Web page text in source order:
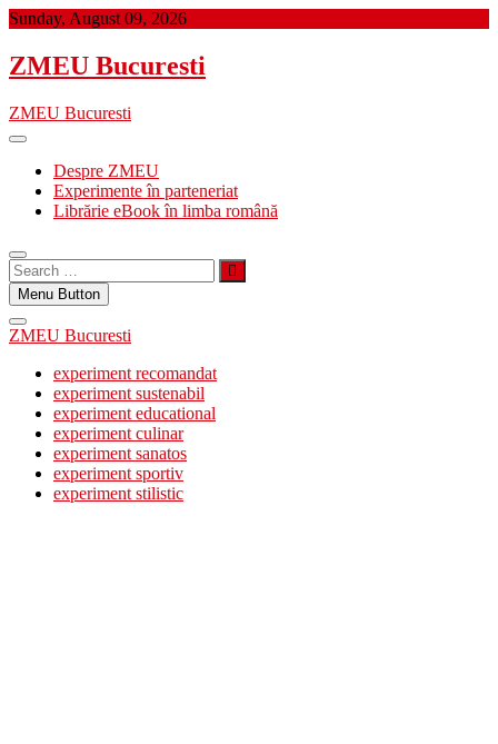
Skip
content
Sunday, August 09, 2026
ZMEU Bucuresti
ZMEU Bucuresti
Despre ZMEU
Experimente în parteneriat
Librărie eBook în limba română
Search
…Menu Button
ZMEU Bucuresti
experiment recomandat
experiment sustenabil
experiment educational
experiment culinar
experiment sanatos
experiment sportiv
experiment stilistic